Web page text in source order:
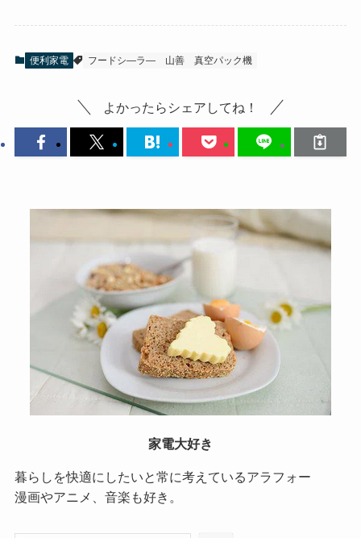
便利家電 フードシ―ラ― 山善 真空パック機
よかったらシェアしてね！
家電大好き
暮らしを快適にしたいと常に考えているアラフォー
漫画やアニメ、音楽も好き。